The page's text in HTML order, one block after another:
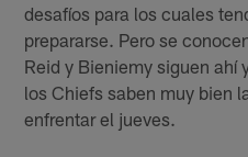
desafíos para los cuales
prepararse. Pero se
Reid y Bieniemy siguen ahí
los Chiefs saben muy bien
enfrentar el jueves.